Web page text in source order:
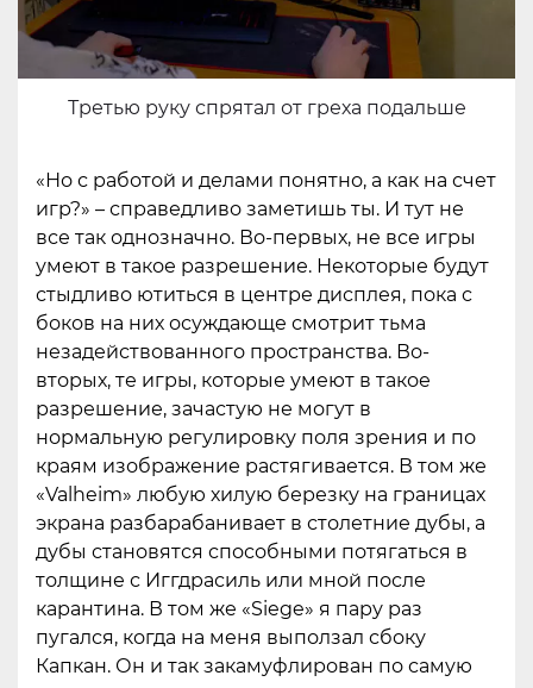
Третью руку спрятал от греха подальше
«Но с работой и делами понятно, а как на счет
игр?» – справедливо заметишь ты. И тут не
все так однозначно. Во-первых, не все игры
умеют в такое разрешение. Некоторые будут
стыдливо ютиться в центре дисплея, пока с
боков на них осуждающе смотрит тьма
незадействованного пространства. Во-
вторых, те игры, которые умеют в такое
разрешение, зачастую не могут в
нормальную регулировку поля зрения и по
краям изображение растягивается. В том же
«Valheim» любую хилую березку на границах
экрана разбарабанивает в столетние дубы, а
дубы становятся способными потягаться в
толщине с Иггдрасиль или мной после
карантина. В том же «Siege» я пару раз
пугался, когда на меня выползал сбоку
Капкан. Он и так закамуфлирован по самую